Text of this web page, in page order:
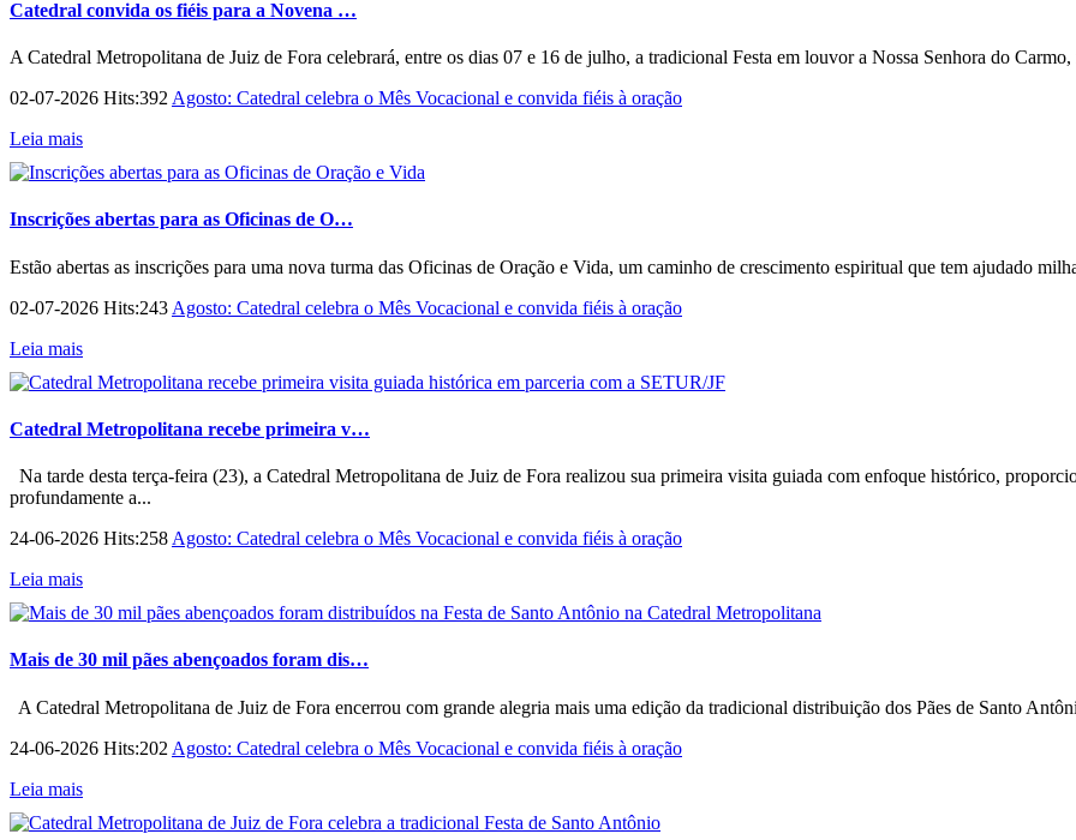
Catedral convida os fiéis para a Novena …
A Catedral Metropolitana de Juiz de Fora celebrará, entre os dias 07 e 16 de julho, a tradicional Festa em louvor a Nossa Senhora do
02-07-2026 Hits:392 Agosto: Catedral celebra o Mês Vocacional e convida fiéis à oração
Leia mais
Inscrições abertas para as Oficinas de O…
Estão abertas as inscrições para uma nova turma das Oficinas de Oração e Vida, um caminho de crescimento espiritual que tem ajudado
02-07-2026 Hits:243 Agosto: Catedral celebra o Mês Vocacional e convida fiéis à oração
Leia mais
Catedral Metropolitana recebe primeira v…
Na tarde desta terça-feira (23), a Catedral Metropolitana de Juiz de Fora realizou sua primeira visita guiada com enfoque histórico,
profundamente a...
24-06-2026 Hits:258 Agosto: Catedral celebra o Mês Vocacional e convida fiéis à oração
Leia mais
Mais de 30 mil pães abençoados foram dis…
A Catedral Metropolitana de Juiz de Fora encerrou com grande alegria mais uma edição da tradicional distribuição dos Pães de Santo
24-06-2026 Hits:202 Agosto: Catedral celebra o Mês Vocacional e convida fiéis à oração
Leia mais